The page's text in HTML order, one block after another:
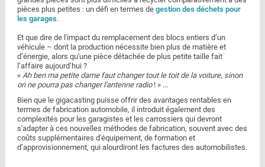
pièces plus petites : un défi en termes de gestion des déchets pour
les garages.
Et que dire de l'impact du remplacement des blocs entiers d’un
véhicule – dont la production nécessite bien plus de matière et
d’énergie, alors qu'une pièce détachée de plus petite taille fait
l’affaire aujourd’hui ?
«Ah ben ma petite dame faut changer tout le toit de la voiture, sinon
on ne pourra pas changer l'antenne radio! » ...
Bien que le gigacasting puisse offrir des avantages rentables en
termes de fabrication automobile, il introduit également des
complexités pour les garagistes et les carrossiers qui devront
s'adapter à ces nouvelles méthodes de fabrication, souvent avec des
coûts supplémentaires d'équipement, de formation et
d’approvisionnement, qui alourdiront les factures des automobilistes.